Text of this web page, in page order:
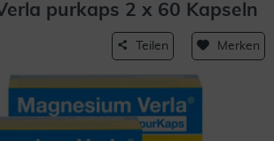
purkaps 2 x 60 Kapseln
Teilen Merken